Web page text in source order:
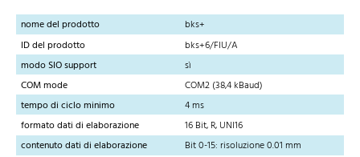
nome del prodotto
bks+
ID del prodotto
bks+6/FIU/A
modo SIO support
sì
COM mode
COM2 (38,4 kBaud)
tempo di ciclo minimo
4 ms
formato dati di elaborazione
16 Bit, R, UNI16
contenuto dati di elaborazione
Bit 0-15: risoluzione 0.01 mm